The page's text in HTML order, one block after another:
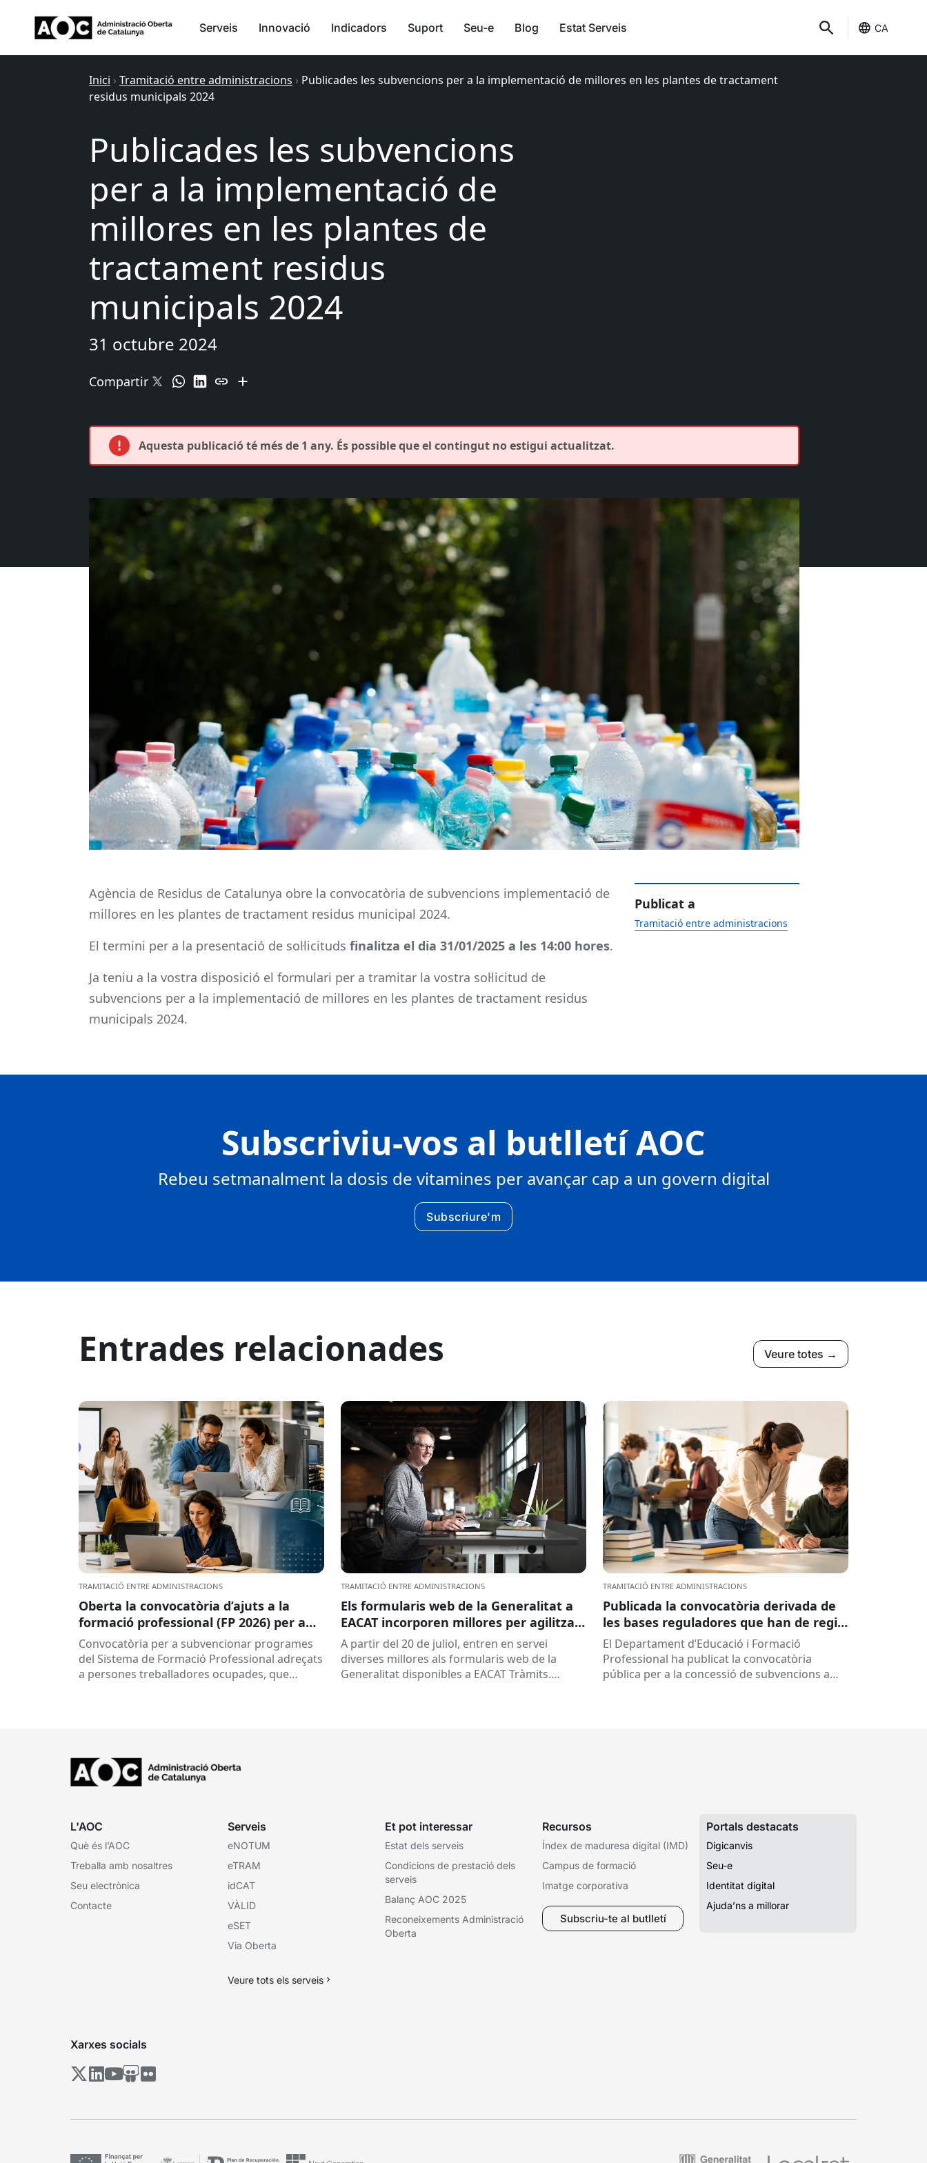
Serveis Innovació Indicadors Suport Seu-e Blog Estat Serveis CA
Inici › Tramitació entre administracions › Publicades les subvencions per a la implementació de millores en les plantes de tractament
residus municipals 2024
Publicades les subvencions
per a la implementació de
millores en les plantes de
tractament residus
municipals 2024
31 octubre 2024
Compartir
Aquesta publicació té més de 1 any. És possible que el contingut no estigui actualitzat.
Agència de Residus de Catalunya obre la convocatòria de subvencions implementació de
millores en les plantes de tractament residus municipal 2024.
El termini per a la presentació de sol·licituds finalitza el dia 31/01/2025 a les 14:00 hores.
Ja teniu a la vostra disposició el formulari per a tramitar la vostra sol·licitud de
subvencions per a la implementació de millores en les plantes de tractament residus
municipals 2024.
Publicat a
Tramitació entre administracions
Subscriviu-vos al butlletí AOC
Rebeu setmanalment la dosis de vitamines per avançar cap a un govern digital
Subscriure'm
Entrades relacionades Veure totes →
TRAMITACIÓ ENTRE ADMINISTRACIONS
Oberta la convocatòria d’ajuts a la
formació professional (FP 2026) per a
persones treballadores ocupades
Convocatòria per a subvencionar programes
del Sistema de Formació Professional adreçats
a persones treballadores ocupades, que
TRAMITACIÓ ENTRE ADMINISTRACIONS
Els formularis web de la Generalitat a
EACAT incorporen millores per agilitzar
la tramitació
A partir del 20 de juliol, entren en servei
diverses millores als formularis web de la
Generalitat disponibles a EACAT Tràmits.
TRAMITACIÓ ENTRE ADMINISTRACIONS
Publicada la convocatòria derivada de
les bases reguladores que han de regir
la concessió de subvencions a centres
educatius, per al desenvolupament de
programes de formació i inserció,
El Departament d’Educació i Formació
Professional ha publicat la convocatòria
pública per a la concessió de subvencions a
L'AOC
Què és l’AOC
Treballa amb nosaltres
Seu electrònica
Contacte
Serveis
eNOTUM
eTRAM
idCAT
VÀLID
eSET
Via Oberta
Veure tots els serveis
Et pot interessar
Estat dels serveis
Condicions de prestació dels
serveis
Balanç AOC 2025
Reconeixements Administració
Oberta
Recursos
Índex de maduresa digital (IMD)
Campus de formació
Imatge corporativa
Subscriu-te al butlletí
Portals destacats
Digicanvis
Seu-e
Identitat digital
Ajuda’ns a millorar
Xarxes socials